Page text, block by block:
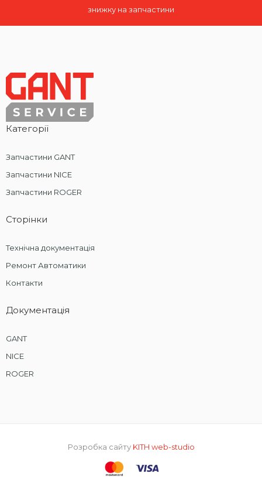
знижку на запчастини
Категорії
Запчастини GANT
Запчастини NICE
Запчастини ROGER
Сторінки
Технічна документація
Ремонт Автоматики
Контакти
Документація
GANT
NICE
ROGER
Розробка сайту KITH web-studio